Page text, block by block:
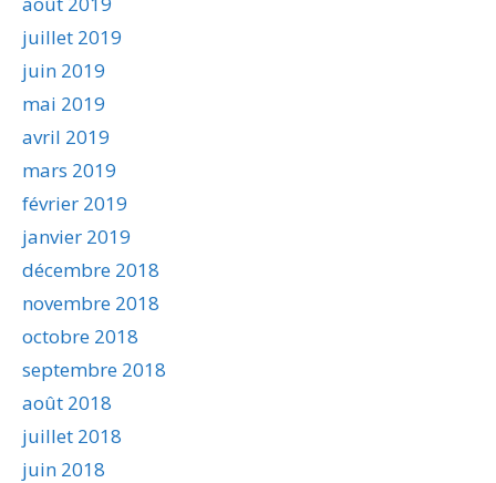
juillet 2019
juin 2019
mai 2019
avril 2019
mars 2019
février 2019
janvier 2019
décembre 2018
novembre 2018
octobre 2018
septembre 2018
août 2018
juillet 2018
juin 2018